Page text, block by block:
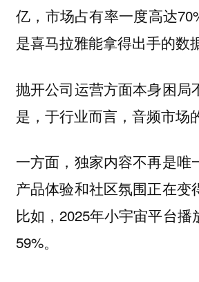
亿，市场占有率一度高达
是喜马拉雅能拿得出手的数
抛开公司运营方面本身困局
是，于行业而言，音频市场
一方面，独家内容不再是唯
产品体验和社区氛围正在变
比如，2025年小宇宙平台播
59%。